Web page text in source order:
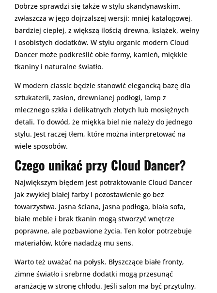
Dobrze sprawdzi się także w stylu skandynawskim,
zwłaszcza w jego dojrzalszej wersji: mniej katalogowej,
bardziej ciepłej, z większą ilością drewna, książek, wełny
i osobistych dodatków. W stylu organic modern Cloud
Dancer może podkreślić obłe formy, kamień, miękkie
tkaniny i naturalne światło.
W modern classic będzie stanowić elegancką bazę dla
sztukaterii, zasłon, drewnianej podłogi, lamp z
mlecznego szkła i delikatnych złotych lub mosiężnych
detali. To dowód, że miękka biel nie należy do jednego
stylu. Jest raczej tłem, które można interpretować na
wiele sposobów.
Czego unikać przy Cloud Dancer?
Największym błędem jest potraktowanie Cloud Dancer
jak zwykłej białej farby i pozostawienie go bez
towarzystwa. Jasna ściana, jasna podłoga, biała sofa,
białe meble i brak tkanin mogą stworzyć wnętrze
poprawne, ale pozbawione życia. Ten kolor potrzebuje
materiałów, które nadadzą mu sens.
Warto też uważać na połysk. Błyszczące białe fronty,
zimne światło i srebrne dodatki mogą przesunąć
aranżację w stronę chłodu. Jeśli salon ma być przytulny,